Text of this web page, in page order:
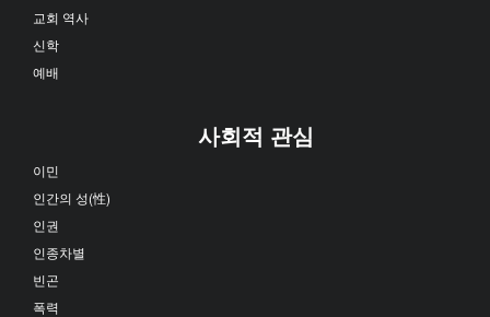
교회 역사
신학
예배
사회적 관심
이민
인간의 성(性)
인권
인종차별
빈곤
폭력